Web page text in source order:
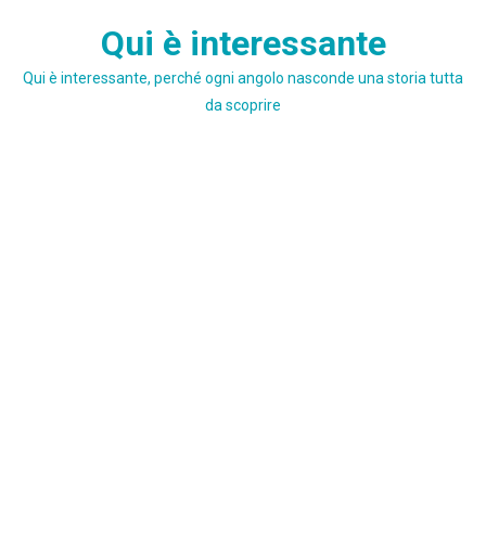
Qui è interessante
Qui è interessante, perché ogni angolo nasconde una storia tutta
da scoprire